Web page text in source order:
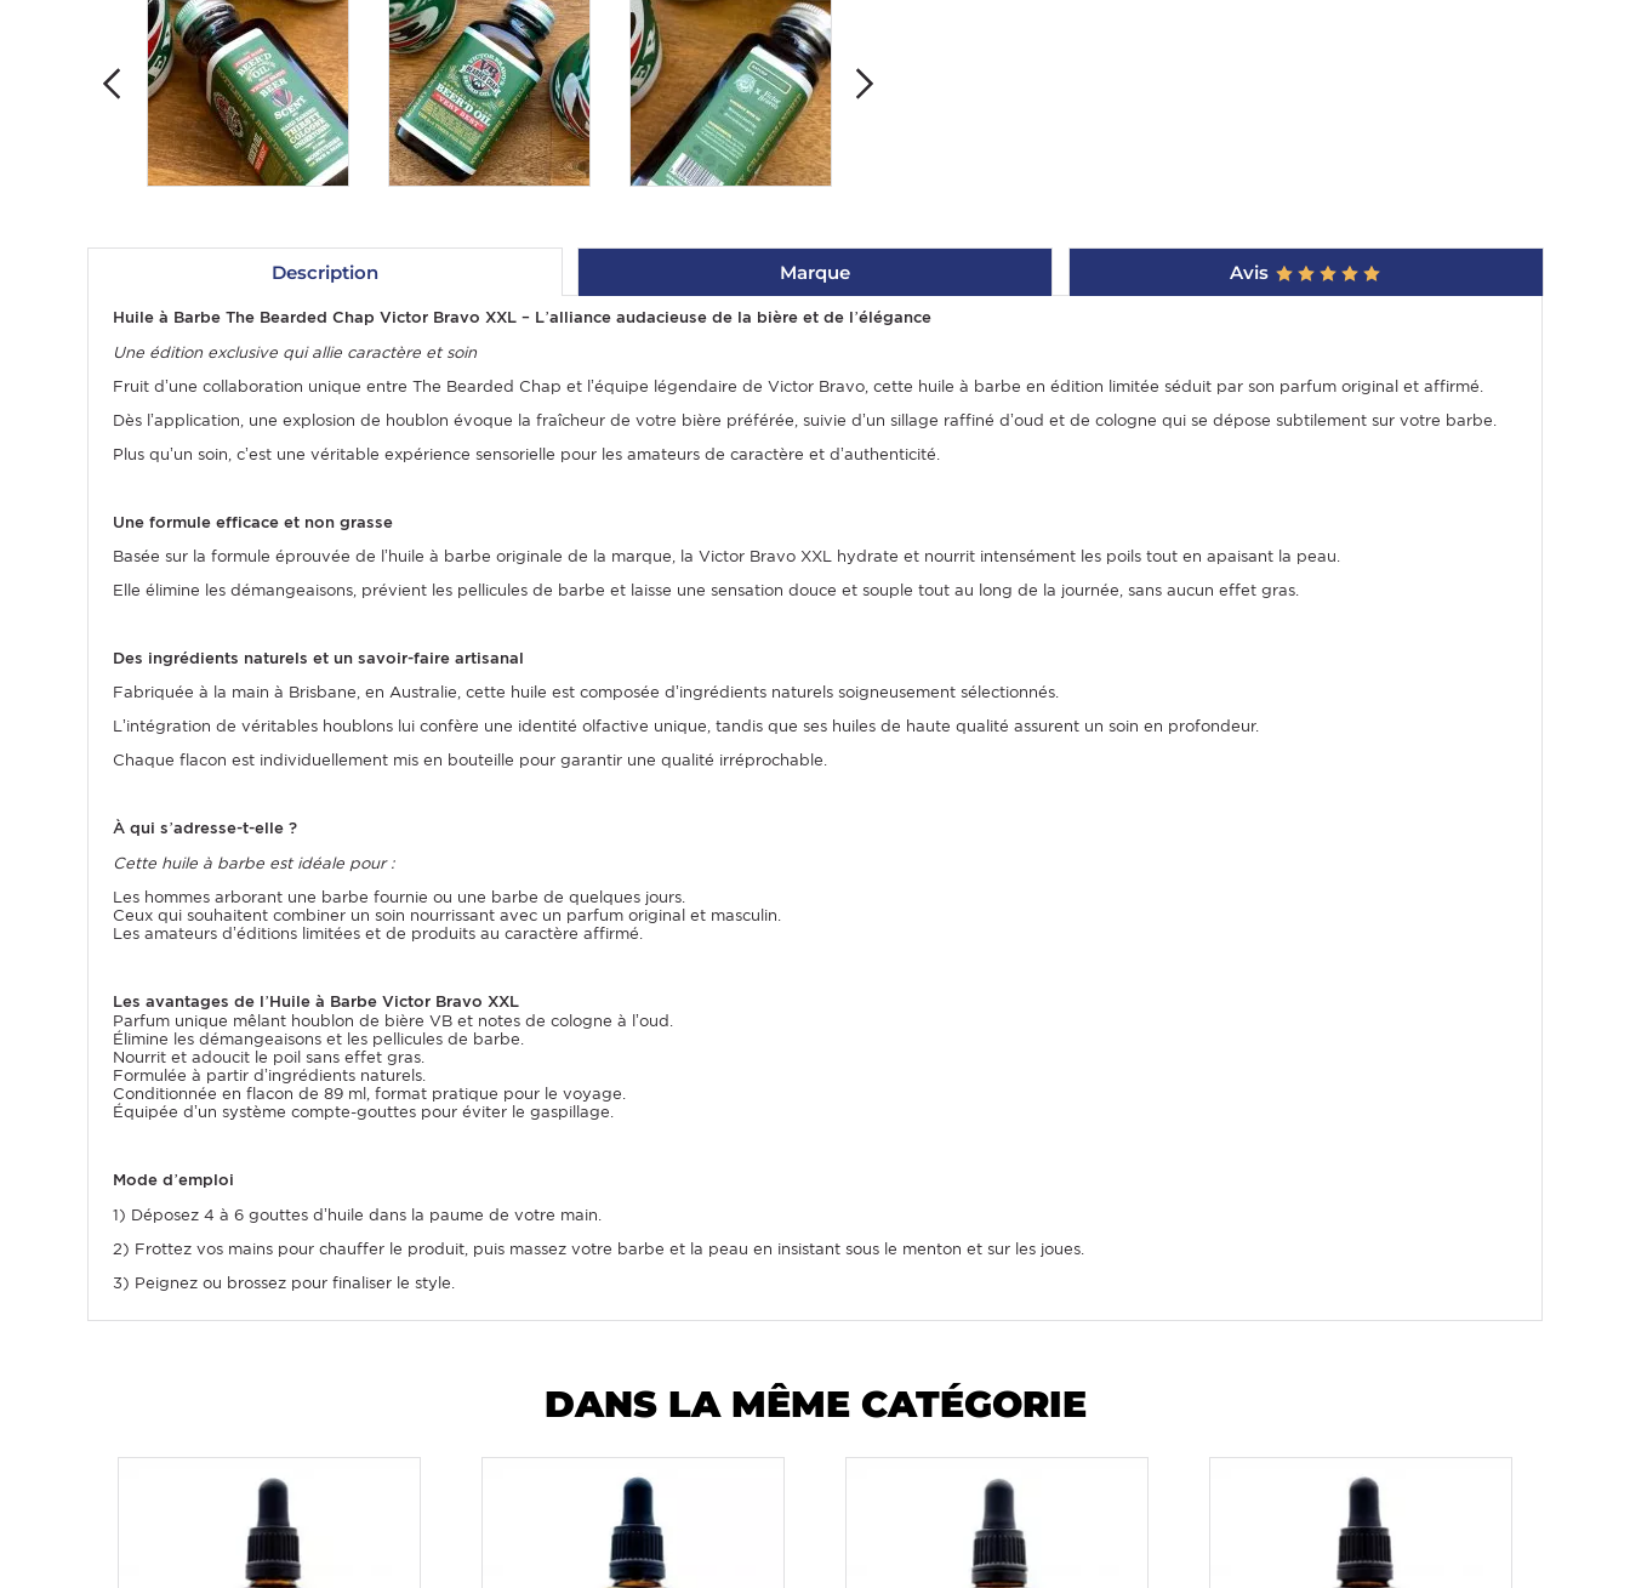
Description Marque Avis
Huile à Barbe The Bearded Chap Victor Bravo XXL – L’alliance audacieuse de la bière et de l’élégance
Une édition exclusive qui allie caractère et soin
Fruit d’une collaboration unique entre The Bearded Chap et l’équipe légendaire de Victor Bravo, cette huile à barbe en édition limitée séduit par son parfum original et affirmé.
Dès l’application, une explosion de houblon évoque la fraîcheur de votre bière préférée, suivie d’un sillage raffiné d’oud et de cologne qui se dépose subtilement sur votre barbe.
Plus qu’un soin, c’est une véritable expérience sensorielle pour les amateurs de caractère et d’authenticité.
Une formule efficace et non grasse
Basée sur la formule éprouvée de l’huile à barbe originale de la marque, la Victor Bravo XXL hydrate et nourrit intensément les poils tout en apaisant la peau.
Elle élimine les démangeaisons, prévient les pellicules de barbe et laisse une sensation douce et souple tout au long de la journée, sans aucun effet gras.
Des ingrédients naturels et un savoir-faire artisanal
Fabriquée à la main à Brisbane, en Australie, cette huile est composée d’ingrédients naturels soigneusement sélectionnés.
L’intégration de véritables houblons lui confère une identité olfactive unique, tandis que ses huiles de haute qualité assurent un soin en profondeur.
Chaque flacon est individuellement mis en bouteille pour garantir une qualité irréprochable.
À qui s’adresse-t-elle ?
Cette huile à barbe est idéale pour :
Les hommes arborant une barbe fournie ou une barbe de quelques jours.
Ceux qui souhaitent combiner un soin nourrissant avec un parfum original et masculin.
Les amateurs d’éditions limitées et de produits au caractère affirmé.
Les avantages de l’Huile à Barbe Victor Bravo XXL
Parfum unique mêlant houblon de bière VB et notes de cologne à l’oud.
Élimine les démangeaisons et les pellicules de barbe.
Nourrit et adoucit le poil sans effet gras.
Formulée à partir d’ingrédients naturels.
Conditionnée en flacon de 89 ml, format pratique pour le voyage.
Équipée d’un système compte-gouttes pour éviter le gaspillage.
Mode d’emploi
1) Déposez 4 à 6 gouttes d’huile dans la paume de votre main.
2) Frottez vos mains pour chauffer le produit, puis massez votre barbe et la peau en insistant sous le menton et sur les joues.
3) Peignez ou brossez pour finaliser le style.
DANS LA MÊME CATÉGORIE